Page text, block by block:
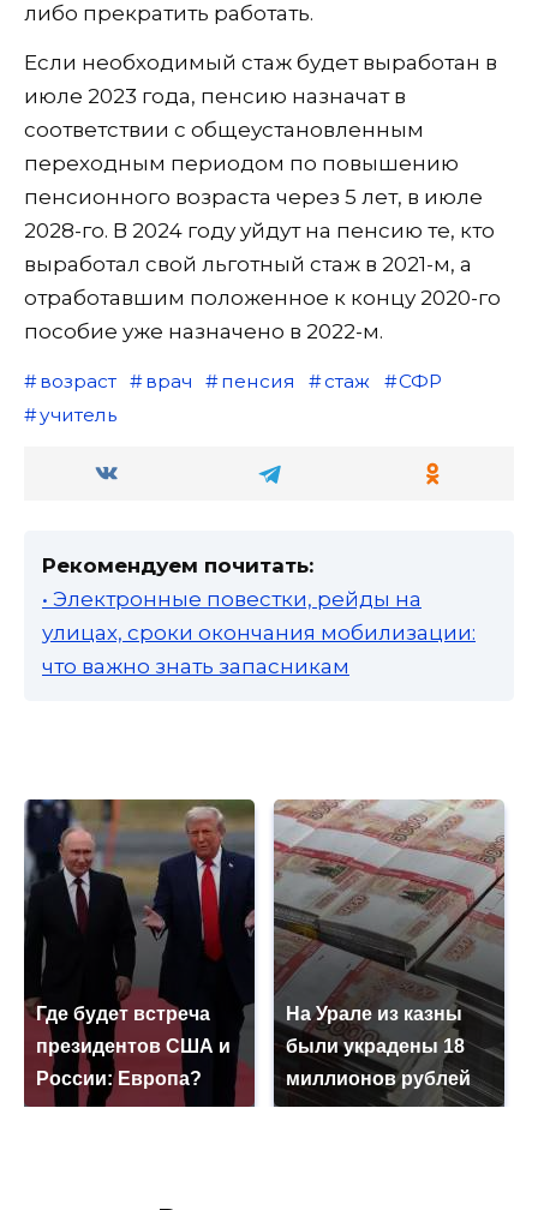
либо прекратить работать.
Если необходимый стаж будет выработан в
июле 2023 года, пенсию назначат в
соответствии с общеустановленным
переходным периодом по повышению
пенсионного возраста через 5 лет, в июле
2028-го. В 2024 году уйдут на пенсию те, кто
выработал свой льготный стаж в 2021-м, а
отработавшим положенное к концу 2020-го
пособие уже назначено в 2022-м.
возраст врач пенсия стаж
СФР
учитель
Рекомендуем почитать:
• Электронные повестки, рейды на
улицах, сроки окончания мобилизации:
что важно знать запасникам
Где будет встреча
президентов США и
России: Европа?
На Урале из казны
были украдены 18
миллионов рублей